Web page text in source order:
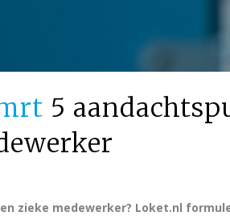
5
zieke medewerker? Loket.nl